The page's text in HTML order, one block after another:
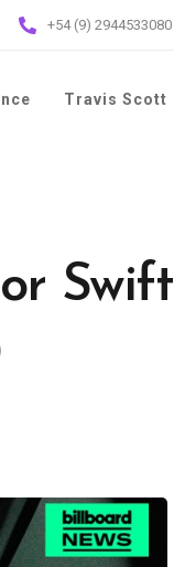
+54 (9) 2944533080
Travis Scott
Swift